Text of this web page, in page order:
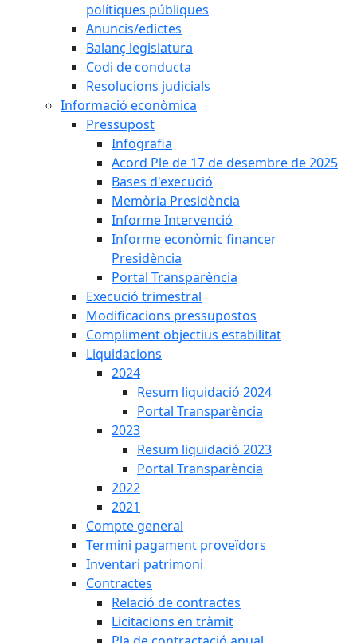
polítiques públiques
Anuncis/edictes
Balanç legislatura
Codi de conducta
Resolucions judicials
Informació econòmica
Pressupost
Infografia
Acord Ple de 17 de desembre de 2025
Bases d'execució
Memòria Presidència
Informe Intervenció
Informe econòmic financer
Presidència
Portal Transparència
Execució trimestral
Modificacions pressupostos
Compliment objectius estabilitat
Liquidacions
2024
Resum liquidació 2024
Portal Transparència
2023
Resum liquidació 2023
Portal Transparència
2022
2021
Compte general
Termini pagament proveïdors
Inventari patrimoni
Contractes
Relació de contractes
Licitacions en tràmit